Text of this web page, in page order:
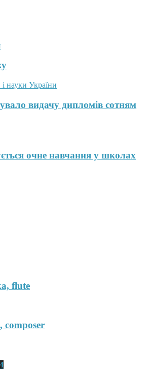
видачу дипломів сотням
очне навчання у школах
flute